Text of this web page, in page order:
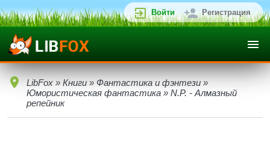
Войти Регистрация
LibFox » Книги » Фантастика и фэнтези »
Юмористическая фантастика » N.P. - Алмазный
репейник